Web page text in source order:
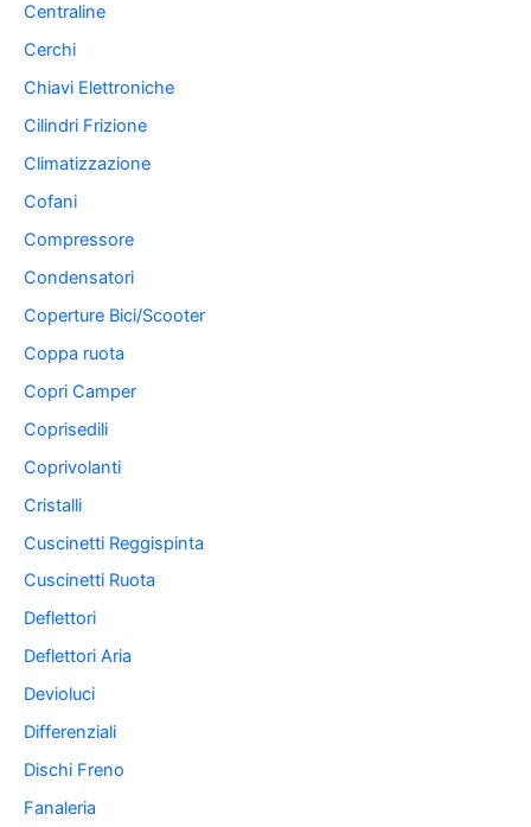
Centraline
Cerchi
Chiavi Elettroniche
Cilindri Frizione
Climatizzazione
Cofani
Compressore
Condensatori
Coperture Bici/Scooter
Coppa ruota
Copri Camper
Coprisedili
Coprivolanti
Cristalli
Cuscinetti Reggispinta
Cuscinetti Ruota
Deflettori
Deflettori Aria
Devioluci
Differenziali
Dischi Freno
Fanaleria